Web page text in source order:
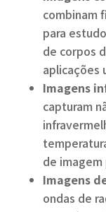
combinam
para
de corpos
aplicações
Imagens
capturam
de
Imagens
ondas de